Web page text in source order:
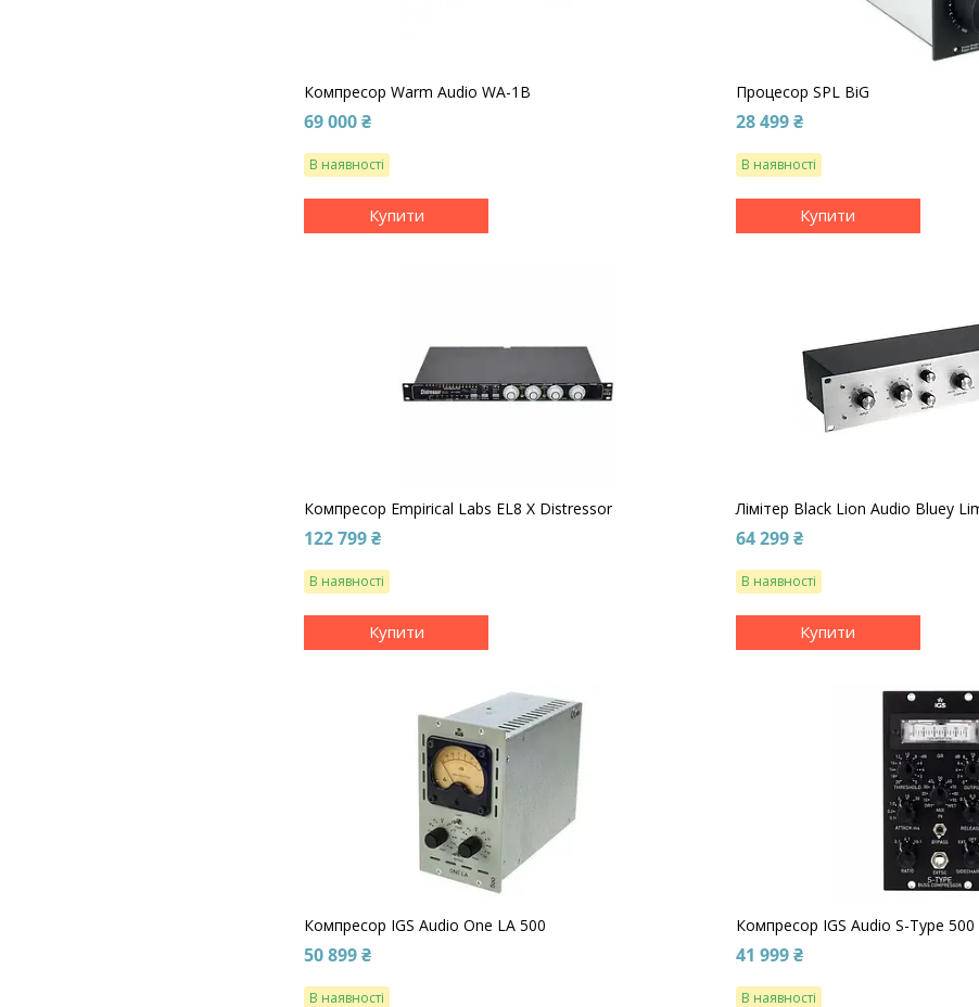
Компресор Warm Audio WA-1B
69 000 ₴
В наявності
Купити
Процесор SPL BiG
28 499 ₴
В наявності
Купити
Компресор Empirical Labs EL8 X Distressor
122 799 ₴
В наявності
Купити
Лімітер Black Lion Audio Bluey
64 299 ₴
В наявності
Купити
Компресор IGS Audio One LA 500
50 899 ₴
В наявності
Компресор IGS Audio S-Type 500
41 999 ₴
В наявності